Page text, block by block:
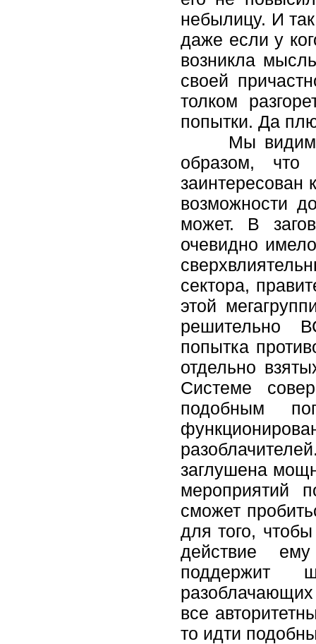
небылицу. И
даже если у
возникла
своей
толком
попытки. Да
Мы видим,
образом,
заинтересован
возможности
может. В
очевидно
сектора,
этой
решительно
попытка
отдельно
Системе
подобным
заглушена
мероприятий
сможет
для того,
действие
поддержит
все
то идти